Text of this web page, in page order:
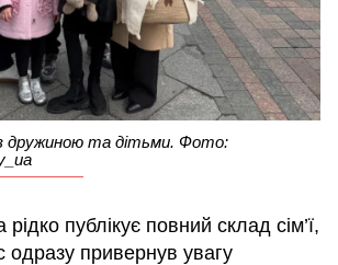
дружиною та дітьми. Фото:
публікує повний склад сім’ї,
одразу привернув увагу